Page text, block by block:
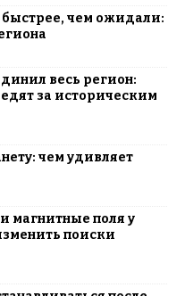
быстрее, чем ожидали:
весь регион:
за историческим
чем удивляет
магнитные поля у
поиски